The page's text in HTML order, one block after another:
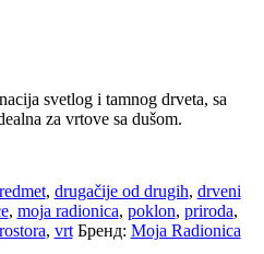
svetlog i tamnog drveta, sa
za vrtove sa dušom.
, drugačije od drugih, drveni
, moja radionica, poklon, priroda,
, vrt Бренд: Moja Radionica